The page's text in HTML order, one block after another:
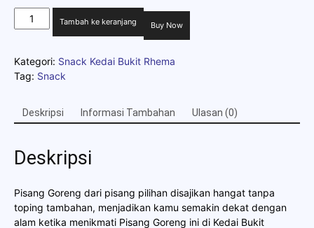
Kuantitas
Pisang
-
Cafe
Kedai
Tambah ke keranjang Buy Now
Kategori: Snack Kedai Bukit Rhema
Tag: Snack
Deskripsi Informasi Tambahan Ulasan (0)
Deskripsi
Pisang Goreng dari pisang pilihan disajikan hangat tanpa
toping tambahan, menjadikan kamu semakin dekat dengan
alam ketika menikmati Pisang Goreng ini di Kedai Bukit